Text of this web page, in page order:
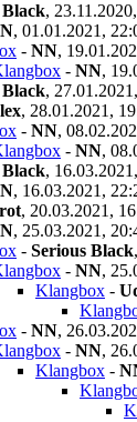
Black,
, 01.01.2021,
- NN,
- NN,
Black,
, 28.01.2021,
- NN,
- NN,
Black,
, 16.03.2021,
, 20.03.2021,
, 25.03.2021,
- Serious Black,
- NN,
Klangbox -
- NN,
- NN,
Klangbox -